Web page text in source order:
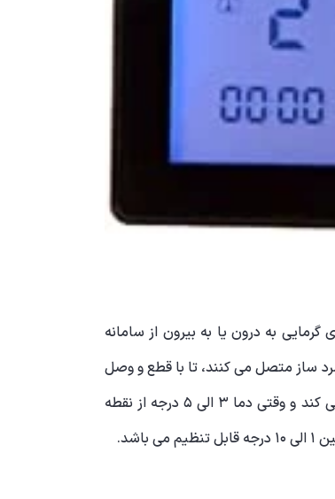
به درون یا به بیرون از سامانه
ساز متصل می کنند، تا با قطع و وصل
دستگاه، آن فضا را در دمای تنظیم شده ثابت نگه دارد. هنگامی که دما به نقطه تنظیم برسد، ترموستات مدار برقی دستگاه را قطع می کند و وقتی دما ۳ الی ۵ درجه از نقطه